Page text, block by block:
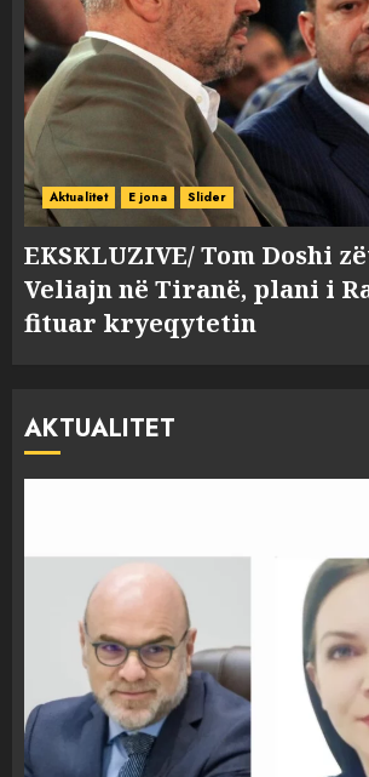
Aktualitet E jona Slider
EKSKLUZIVE/ Tom Doshi
Veliajn në Tiranë, plani i
fituar kryeqytetin
AKTUALITET